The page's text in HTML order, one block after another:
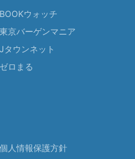
BOOKウォッチ
東京バーゲンマニア
Jタウンネット
ゼロまる
個人情報保護方針